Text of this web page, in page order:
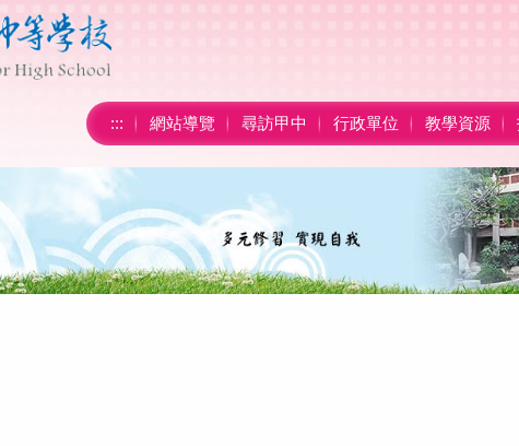
::: 網站導覽 尋訪甲中 行政單位 教學資源